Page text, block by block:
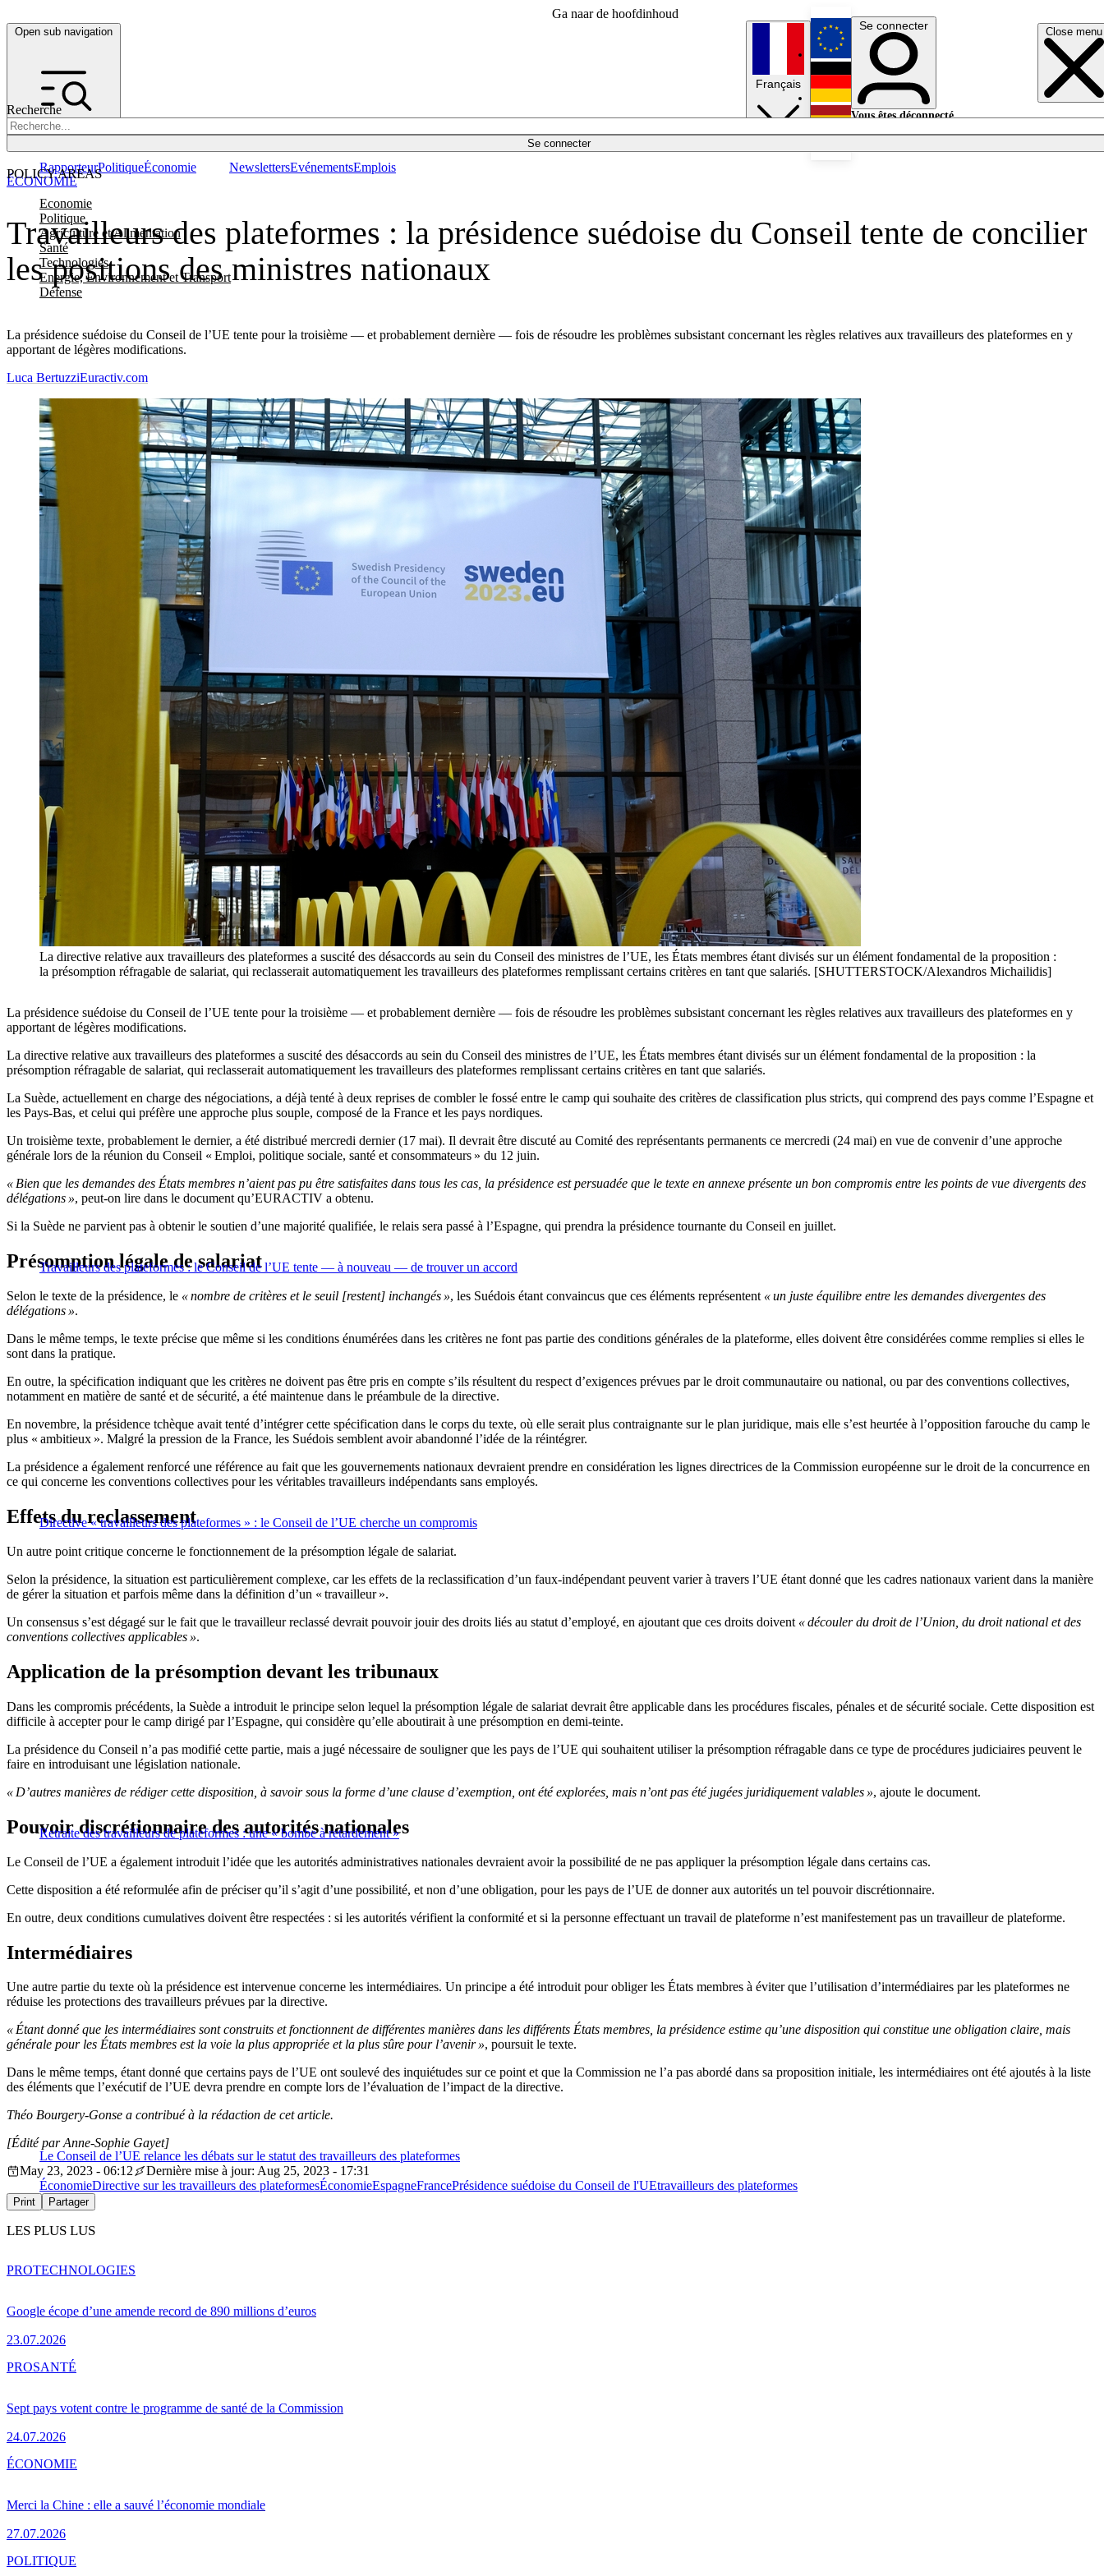
Ga naar de hoofdinhoud
Open sub navigation Close menu
Recherche
Se connecter
POLICY AREAS
Economie
Politique
Agriculture et Alimentation
Santé
Technologies
Energie, Environnement et Transport
Défense
RapporteurPolitiqueÉconomie NewslettersEvénementsEmplois
Français
English
Deutsch
Se connecter
Vous êtes déconnecté.
Travailleurs des plateformes : la présidence suédoise du Conseil tente de concilier
les positions des ministres nationaux
La présidence suédoise du Conseil de l’UE tente pour la troisième — et probablement dernière — fois de résoudre les problèmes subsistant concernant les règles relatives aux travailleurs des plateformes en y
apportant de légères modifications.
ÉCONOMIE
Luca BertuzziEuractiv.com
La directive relative aux travailleurs des plateformes a suscité des désaccords au sein du Conseil des ministres de l’UE, les États membres étant divisés sur un élément fondamental de la proposition :
la présomption réfragable de salariat, qui reclasserait automatiquement les travailleurs des plateformes remplissant certains critères en tant que salariés. [SHUTTERSTOCK/Alexandros Michailidis]
La présidence suédoise du Conseil de l’UE tente pour la troisième — et probablement dernière — fois de résoudre les problèmes subsistant concernant les règles relatives aux travailleurs des plateformes en y
apportant de légères modifications.
La directive relative aux travailleurs des plateformes a suscité des désaccords au sein du Conseil des ministres de l’UE, les États membres étant divisés sur un élément fondamental de la proposition : la
présomption réfragable de salariat, qui reclasserait automatiquement les travailleurs des plateformes remplissant certains critères en tant que salariés.
La Suède, actuellement en charge des négociations, a déjà tenté à deux reprises de combler le fossé entre le camp qui souhaite des critères de classification plus stricts, qui comprend des pays comme l’Espagne et
les Pays-Bas, et celui qui préfère une approche plus souple, composé de la France et les pays nordiques.
Un troisième texte, probablement le dernier, a été distribué mercredi dernier (17 mai). Il devrait être discuté au Comité des représentants permanents ce mercredi (24 mai) en vue de convenir d’une approche
générale lors de la réunion du Conseil « Emploi, politique sociale, santé et consommateurs » du 12 juin.
« Bien que les demandes des États membres n’aient pas pu être satisfaites dans tous les cas, la présidence est persuadée que le texte en annexe présente un bon compromis entre les points de vue divergents des
délégations », peut-on lire dans le document qu’EURACTIV a obtenu.
Si la Suède ne parvient pas à obtenir le soutien d’une majorité qualifiée, le relais sera passé à l’Espagne, qui prendra la présidence tournante du Conseil en juillet.
Travailleurs des plateformes : le Conseil de l’UE tente — à nouveau — de trouver un accord
Présomption légale de salariat
Selon le texte de la présidence, le « nombre de critères et le seuil [restent] inchangés », les Suédois étant convaincus que ces éléments représentent « un juste équilibre entre les demandes divergentes des
délégations ».
Dans le même temps, le texte précise que même si les conditions énumérées dans les critères ne font pas partie des conditions générales de la plateforme, elles doivent être considérées comme remplies si elles le
sont dans la pratique.
En outre, la spécification indiquant que les critères ne doivent pas être pris en compte s’ils résultent du respect d’exigences prévues par le droit communautaire ou national, ou par des conventions collectives,
notamment en matière de santé et de sécurité, a été maintenue dans le préambule de la directive.
En novembre, la présidence tchèque avait tenté d’intégrer cette spécification dans le corps du texte, où elle serait plus contraignante sur le plan juridique, mais elle s’est heurtée à l’opposition farouche du camp le
plus « ambitieux ». Malgré la pression de la France, les Suédois semblent avoir abandonné l’idée de la réintégrer.
La présidence a également renforcé une référence au fait que les gouvernements nationaux devraient prendre en considération les lignes directrices de la Commission européenne sur le droit de la concurrence en
ce qui concerne les conventions collectives pour les véritables travailleurs indépendants sans employés.
Directive « travailleurs des plateformes » : le Conseil de l’UE cherche un compromis
Effets du reclassement
Un autre point critique concerne le fonctionnement de la présomption légale de salariat.
Selon la présidence, la situation est particulièrement complexe, car les effets de la reclassification d’un faux-indépendant peuvent varier à travers l’UE étant donné que les cadres nationaux varient dans la manière
de gérer la situation et parfois même dans la définition d’un « travailleur ».
Un consensus s’est dégagé sur le fait que le travailleur reclassé devrait pouvoir jouir des droits liés au statut d’employé, en ajoutant que ces droits doivent « découler du droit de l’Union, du droit national et des
conventions collectives applicables ».
Application de la présomption devant les tribunaux
Dans les compromis précédents, la Suède a introduit le principe selon lequel la présomption légale de salariat devrait être applicable dans les procédures fiscales, pénales et de sécurité sociale. Cette disposition est
difficile à accepter pour le camp dirigé par l’Espagne, qui considère qu’elle aboutirait à une présomption en demi-teinte.
La présidence du Conseil n’a pas modifié cette partie, mais a jugé nécessaire de souligner que les pays de l’UE qui souhaitent utiliser la présomption réfragable dans ce type de procédures judiciaires peuvent le
faire en introduisant une législation nationale.
« D’autres manières de rédiger cette disposition, à savoir sous la forme d’une clause d’exemption, ont été explorées, mais n’ont pas été jugées juridiquement valables », ajoute le document.
Retraite des travailleurs de plateformes : une « bombe à retardement »
Pouvoir discrétionnaire des autorités nationales
Le Conseil de l’UE a également introduit l’idée que les autorités administratives nationales devraient avoir la possibilité de ne pas appliquer la présomption légale dans certains cas.
Cette disposition a été reformulée afin de préciser qu’il s’agit d’une possibilité, et non d’une obligation, pour les pays de l’UE de donner aux autorités un tel pouvoir discrétionnaire.
En outre, deux conditions cumulatives doivent être respectées : si les autorités vérifient la conformité et si la personne effectuant un travail de plateforme n’est manifestement pas un travailleur de plateforme.
Intermédiaires
Une autre partie du texte où la présidence est intervenue concerne les intermédiaires. Un principe a été introduit pour obliger les États membres à éviter que l’utilisation d’intermédiaires par les plateformes ne
réduise les protections des travailleurs prévues par la directive.
« Étant donné que les intermédiaires sont construits et fonctionnent de différentes manières dans les différents États membres, la présidence estime qu’une disposition qui constitue une obligation claire, mais
générale pour les États membres est la voie la plus appropriée et la plus sûre pour l’avenir », poursuit le texte.
Dans le même temps, étant donné que certains pays de l’UE ont soulevé des inquiétudes sur ce point et que la Commission ne l’a pas abordé dans sa proposition initiale, les intermédiaires ont été ajoutés à la liste
des éléments que l’exécutif de l’UE devra prendre en compte lors de l’évaluation de l’impact de la directive.
Théo Bourgery-Gonse a contribué à la rédaction de cet article.
Le Conseil de l’UE relance les débats sur le statut des travailleurs des plateformes
[Édité par Anne-Sophie Gayet]
May 23, 2023 - 06:12
Dernière mise à jour: Aug 25, 2023 - 17:31
ÉconomieDirective sur les travailleurs des plateformesÉconomieEspagneFrancePrésidence suédoise du Conseil de l'UEtravailleurs des plateformes
Print Partager
LES PLUS LUS
Google écope d’une amende record de 890 millions d’euros
23.07.2026
PROTECHNOLOGIES
Sept pays votent contre le programme de santé de la Commission
24.07.2026
PROSANTÉ
Merci la Chine : elle a sauvé l’économie mondiale
27.07.2026
ÉCONOMIE
POLITIQUE